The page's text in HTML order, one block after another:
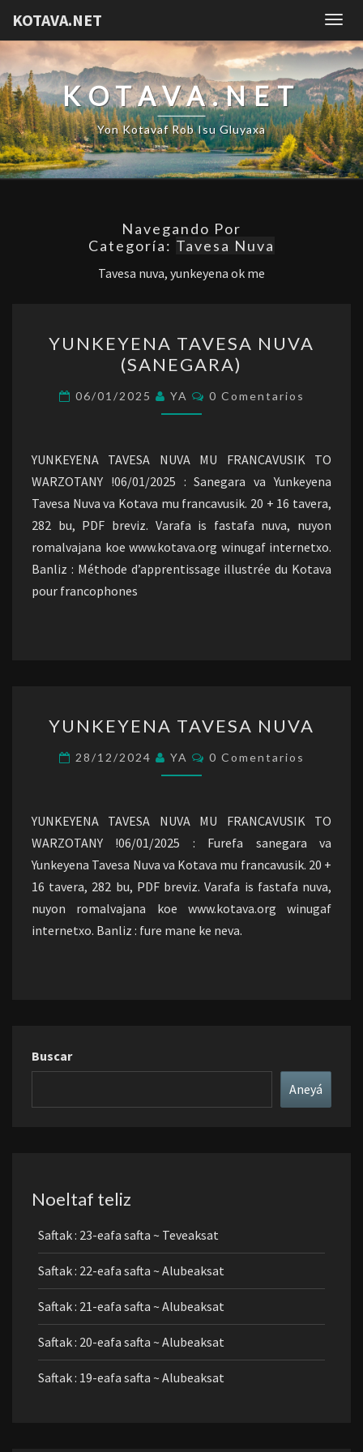
KOTAVA.NET
KOTAVA.NET
Yon Kotavaf Rob Isu Gluyaxa
Navegando Por
Categoría: Tavesa Nuva
Tavesa nuva, yunkeyena ok me
TAVESA
NUVA
(SANEGARA)
YUNKEYENA TAVESA NUVA
(SANEGARA)
06/01/2025 YA Comentarios
0 Comentarios
YUNKEYENA TAVESA NUVA MU FRANCAVUSIK TO
WARZOTANY !06/01/2025 : Sanegara va Yunkeyena
Tavesa Nuva va Kotava mu francavusik. 20 + 16 tavera,
282 bu, PDF breviz. Varafa is fastafa nuva, nuyon
romalvajana koe www.kotava.org winugaf internetxo.
Banliz : Méthode d’apprentissage illustrée du Kotava
pour francophones
TAVESA
NUVA
YUNKEYENA TAVESA NUVA
28/12/2024 YA Comentarios
0 Comentarios
YUNKEYENA TAVESA NUVA MU FRANCAVUSIK TO
WARZOTANY !06/01/2025 : Furefa sanegara va
Yunkeyena Tavesa Nuva va Kotava mu francavusik. 20 +
16 tavera, 282 bu, PDF breviz. Varafa is fastafa nuva,
nuyon romalvajana koe www.kotava.org winugaf
internetxo. Banliz : fure mane ke neva.
Buscar
Aneyá
Noeltaf teliz
Saftak : 23-eafa safta ~ Teveaksat
Saftak : 22-eafa safta ~ Alubeaksat
Saftak : 21-eafa safta ~ Alubeaksat
Saftak : 20-eafa safta ~ Alubeaksat
Saftak : 19-eafa safta ~ Alubeaksat